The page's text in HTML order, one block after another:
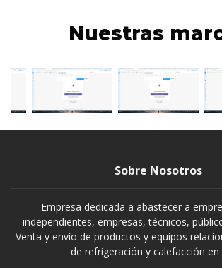
Nuestras
Sobre Nosotros
Empresa dedicada a abastecer a
independientes, empresas, técnicos,
Venta y envío de productos y equipos
de refrigeración y calefacción en